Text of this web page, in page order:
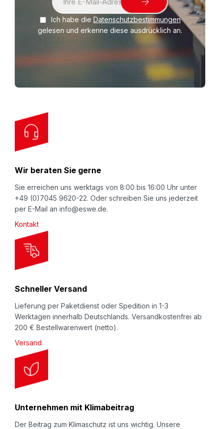
o
O
u
r
e
w
s
e
t
e
r
Ich habe die Datenschutzbestimmungen
gelesen und erkenne diese ausdrücklich an.
Wir beraten Sie gerne
Sie erreichen uns werktags von 8:00 bis 16:00 Uhr unter
+49 (0)7045 9620-22. Oder schreiben Sie uns jederzeit
per E-Mail an info@eswe.de.
Kontakt
Schneller Versand
Lieferung per Paketdienst oder Spedition in 1-3
Werktagen innerhalb Deutschlands. Versandkostenfrei ab
200 € Bestellwarenwert (netto).
Versand
Unternehmen mit Klimabeitrag
Der Beitrag zum Klimaschutz ist uns wichtig. Unsere